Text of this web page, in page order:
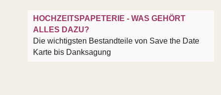
HOCHZEITSPAPETERIE - WAS GEHÖRT
ALLES DAZU?
Die wichtigsten Bestandteile von Save the Date
Karte bis Danksagung